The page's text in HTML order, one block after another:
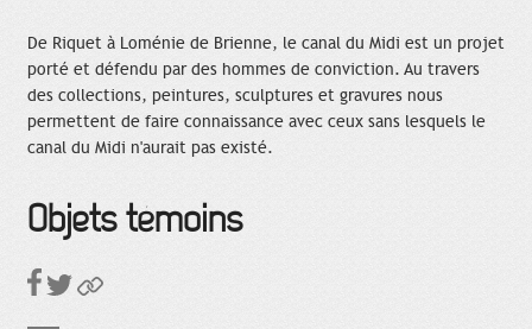
De Riquet à Loménie de Brienne, le canal du Midi est un projet
porté et défendu par des hommes de conviction. Au travers
des collections, peintures, sculptures et gravures nous
permettent de faire connaissance avec ceux sans lesquels le
canal du Midi n'aurait pas existé.
Objets témoins